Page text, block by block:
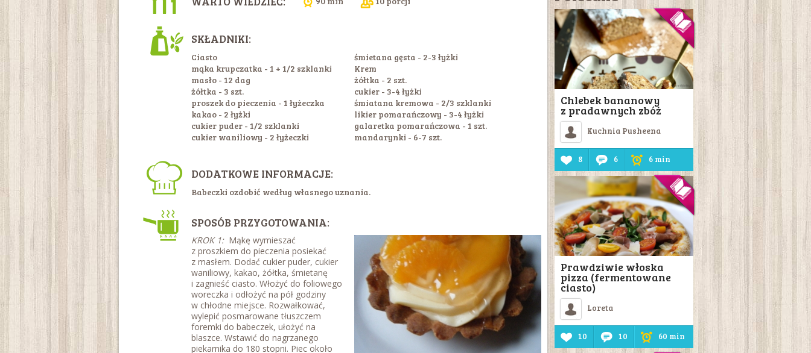
SKŁADNIKI:
Ciasto
mąka krupczatka - 1 + 1/2 szklanki
masło - 12 dag
żółtka - 3 szt.
proszek do pieczenia - 1 łyżeczka
kakao - 2 łyżki
cukier puder - 1/2 szklanki
cukier waniliowy - 2 łyżeczki
śmietana gęsta - 2-3 łyżki
Krem
żółtka - 2 szt.
cukier - 3-4 łyżki
śmiatana kremowa - 2/3 szklanki
likier pomarańczowy - 3-4 łyżki
galaretka pomarańczowa - 1 szt.
mandarynki - 6-7 szt.
DODATKOWE INFORMACJE:
Babeczki ozdobić według własnego uznania.
SPOSÓB PRZYGOTOWANIA:
KROK 1:Mąkę wymieszać
z proszkiem do pieczenia posiekać
z masłem. Dodać cukier puder, cukier
waniliowy, kakao, żółtka, śmietanę
i zagnieść ciasto. Włożyć do foliowego
woreczka i odłożyć na pół godziny
w chłodne miejsce. Rozwałkować,
wylepić posmarowane tłuszczem
foremki do babeczek, ułożyć na
blaszce. Wstawić do nagrzanego
piekarnika do 180 stopni. Piec około
Chlebek bananowy
z pradawnych zbóż
Kuchnia Pusheena
8 6 6 min
Prawdziwie włoska
pizza (fermentowane
ciasto)
Loreta
10 10 60 min